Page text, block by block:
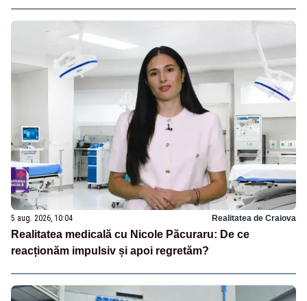
5 aug. 2026, 10:04 Realitatea de Craiova
Realitatea medicală cu Nicole Păcuraru: De ce
reacționăm impulsiv și apoi regretăm?